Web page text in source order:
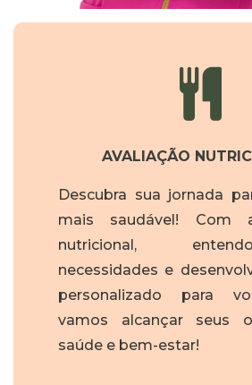
AVALIAÇÃO
Descubra sua jornada
mais saudável! Com
nutricional,
necessidades e
personalizado para
vamos alcançar seus
saúde e bem-estar!